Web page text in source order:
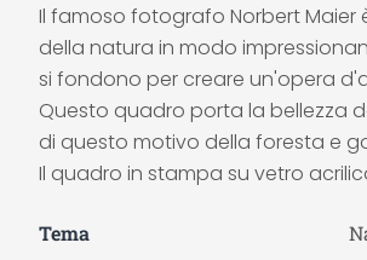
Il famoso fotografo Norbert
della natura in modo
si fondono per creare un'opera
Questo quadro porta la bellezza
di questo motivo della foresta e
Il quadro in stampa su vetro
Tema